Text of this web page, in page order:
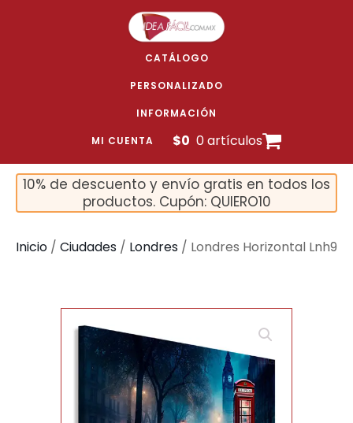
CATÁLOGO
PERSONALIZADO
INFORMACIÓN
MI CUENTA $0 0 artículos
10% de descuento y envío gratis en todos los
productos. Cupón: QUIERO10
Inicio / Ciudades / Londres / Londres Horizontal Lnh9
🔍